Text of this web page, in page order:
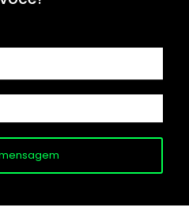
e segmentação
alvo.